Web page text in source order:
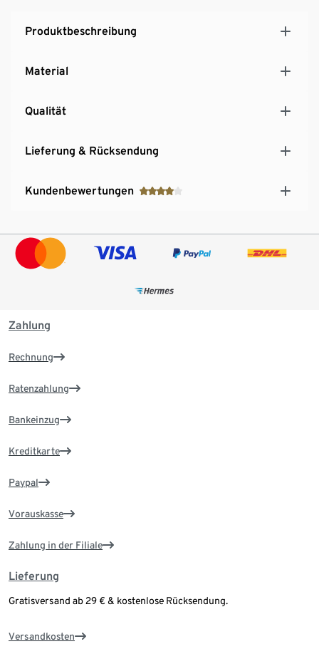
Produktbeschreibung
Material
Qualität
Lieferung & Rücksendung
Kundenbewertungen
Zahlung
Rechnung
Ratenzahlung
Bankeinzug
Kreditkarte
Paypal
Vorauskasse
Zahlung in der Filiale
Lieferung
Gratisversand ab 29 € & kostenlose Rücksendung.
Versandkosten